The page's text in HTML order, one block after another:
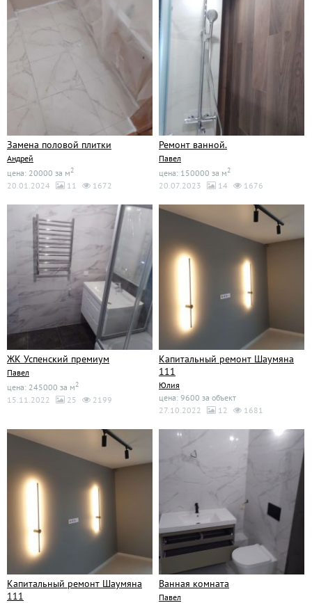
Замена половой плитки
Андрей
цена: 20000 за м2
20.01.2024 11 1672
Ремонт ванной.
Павел
цена: 150000 за м2
20.07.2023 14 1676
ЖК Успенский премиум
Павел
цена: 245000 за м2
15.11.2022 25 2199
Капитальный ремонт Шаумяна
111
Юлия
цена: 9600 за объект
27.10.2022
12 1681
Капитальный ремонт Шаумяна
111
Ванная комната
Павел